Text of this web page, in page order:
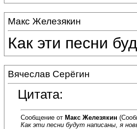
Макс Железякин
Как эти песни
Вячеслав Серёгин
Цитата:
Сообщение от Макс Железякин
Как эти песни будут написаны, я